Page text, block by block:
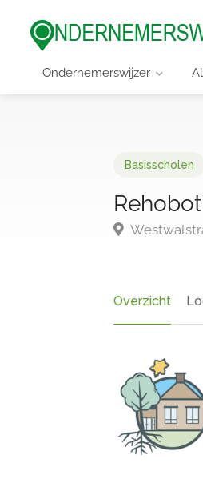
Ondernemerswijzer
Basisscholen
Overzicht